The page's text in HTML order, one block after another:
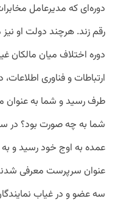
دوره‌ای که مدیرعامل
رقم زند. هرچند دولت او
دوره اختلاف میان مالکان
ارتباطات و فناوری
طرف رسید و شما به عنوان
عمده به اوج خود رسید و به
عنوان سرپرست معرفی
سه عضو و در غیاب